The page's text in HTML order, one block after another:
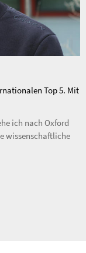
Top 5. Mit
ich nach Oxford
wissenschaftliche